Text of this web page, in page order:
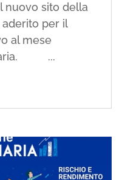
nuovo sito della
per il
al mese
...